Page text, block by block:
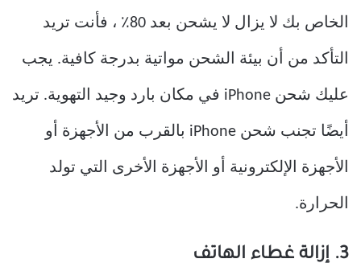
الخاص بك لا يزال لا يشحن بعد 80٪ ، فأنت تريد
التأكد من أن بيئة الشحن مواتية بدرجة كافية. يجب
عليك شحن iPhone في مكان بارد وجيد التهوية. تريد
أيضًا تجنب شحن iPhone بالقرب من الأجهزة أو
الأجهزة الإلكترونية أو الأجهزة الأخرى التي تولد
الحرارة.
3. إزالة غطاء الهاتف